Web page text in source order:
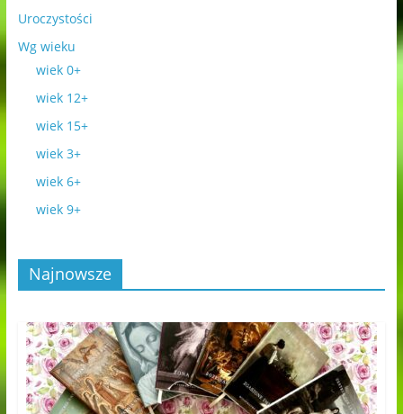
Uroczystości
Wg wieku
wiek 0+
wiek 12+
wiek 15+
wiek 3+
wiek 6+
wiek 9+
Najnowsze